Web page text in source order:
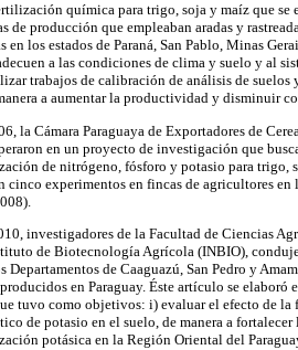
química para trigo, soja y maíz que se
de producción que empleaban aradas y
los estados de Paraná, San Pablo, Minas
a las condiciones de clima y suelo y al
trabajos de calibración de análisis de
a aumentar la productividad y disminuir
la Cámara Paraguaya de Exportadores de
en un proyecto de investigación que
de nitrógeno, fósforo y potasio para trigo,
cinco experimentos en fincas de agricultores
investigadores de la Facultad de Ciencias
de Biotecnología Agrícola (INBIO),
Departamentos de Caaguazú, San Pedro y
en Paraguay. Éste artículo se elaboró
tuvo como objetivos: i) evaluar el efecto de
de potasio en el suelo, de manera a
potásica en la Región Oriental del